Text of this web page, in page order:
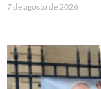
7 de agosto de 2026